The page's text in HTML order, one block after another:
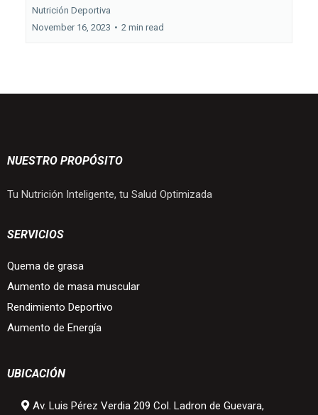
Nutrición Deportiva
November 16, 2023 • 2 min read
NUESTRO PROPÓSITO
Tu Nutrición Inteligente, tu Salud Optimizada
SERVICIOS
Quema de grasa
Aumento de masa muscular
Rendimiento Deportivo
Aumento de Energía
UBICACIÓN
Av. Luis Pérez Verdia 209 Col. Ladron de Guevara,